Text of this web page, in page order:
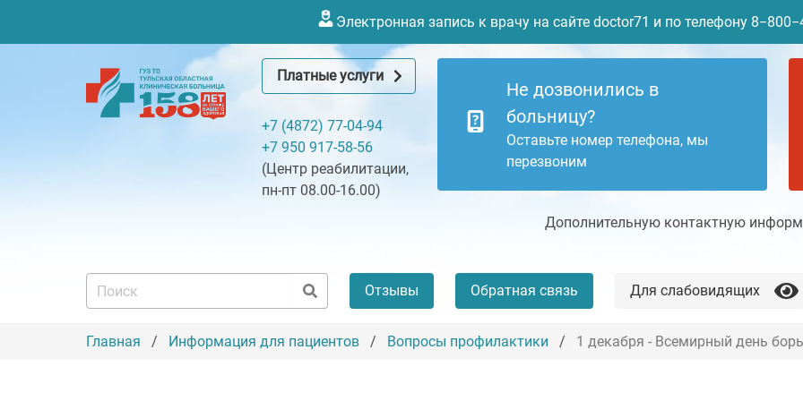
Электронная запись к врачу на сайте doctor71 и по телефону
Платные услуги
+7 (4872) 77-04-94
+7 950 917-58-56
(Центр реабилитации,
пн-пт 08.00-16.00)
Не дозвонились в
больницу?
Оставьте номер телефона, мы
перезвоним
Дополнительную контактную
Отзывы Обратная связь Для слабовидящих
Платные услуги
+7 (4872) 77-04-94
Главная Информация для пациентов Вопросы профилактики 1 декабря - Всемирный день